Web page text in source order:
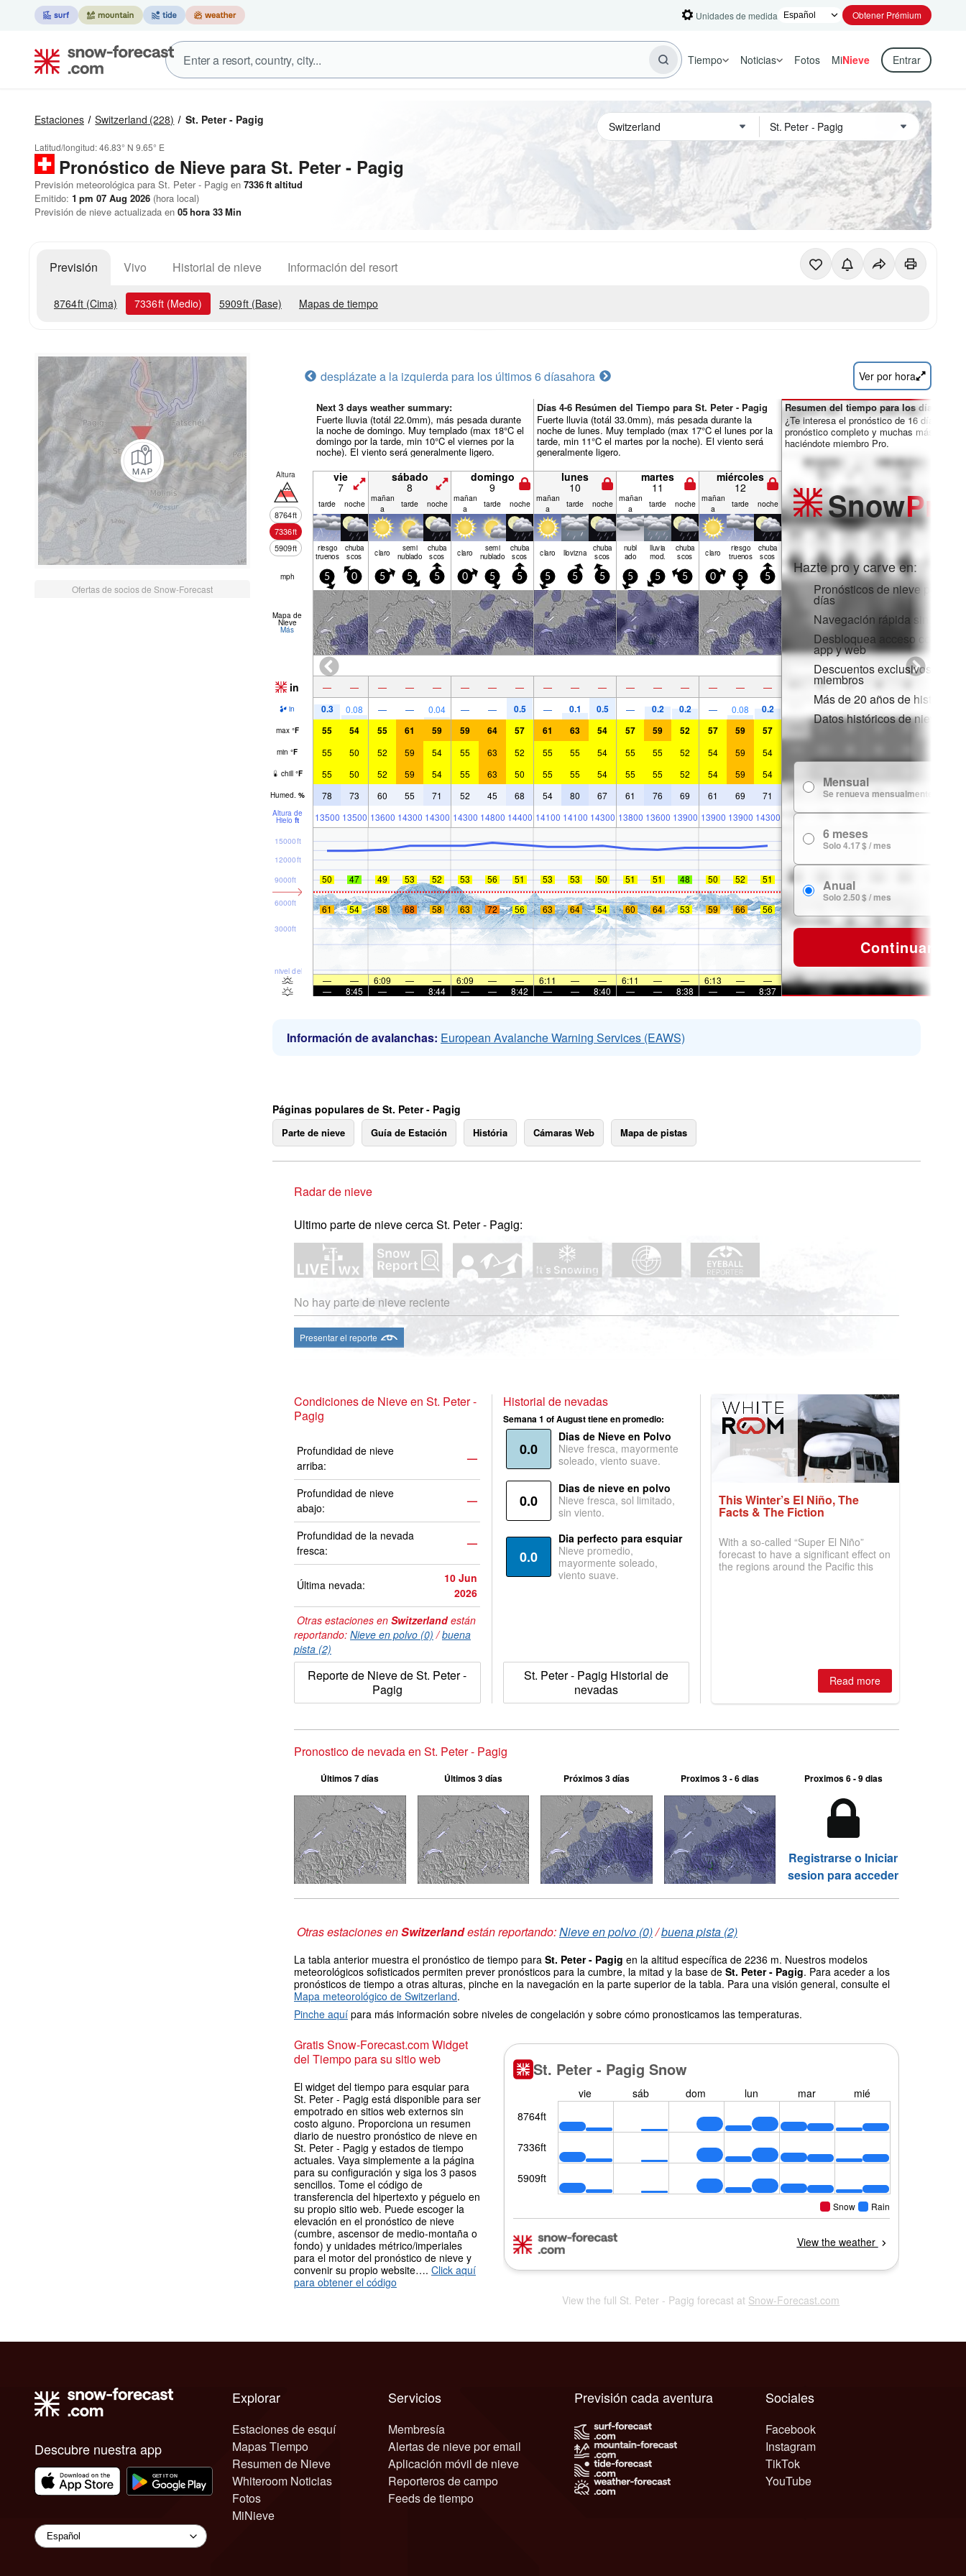
Unidades de medida Obtener Prémium
Tiempo Noticias Fotos MiNieve Entrar
Estaciones Switzerland (228) St. Peter - Pagig
Latitud/longitud:46.83° N 9.65° E
Pronóstico de Nieve para St. Peter - Pagig
Previsión meteorológica para St. Peter - Pagig en 7336ft altitud
Emitido: 1 pm 07 Aug 2026 (hora local)
Previsión de nieve actualizada en 05hora 33Min
Previsión Vivo Historial de nieve Información del resort
8764ft (Cima) 7336ft (Medio) 5909ft (Base) Mapas de tiempo
Ofertas de socios de Snow-Forecast
desplázate a la izquierda para los últimos 6 díasahora Ver por hora
Next 3 days weather summary:
Fuerte lluvia (totál 22.0mm), más pesada durante
la noche de domingo. Muy templado (max 18°C el
domingo por la tarde, min 10°C el viernes por la
noche). El viento será generalmente ligero.
Días 4-6 Resúmen del Tiempo para St. Peter - Pagig
Fuerte lluvia (totál 33.0mm), más pesada durante la
noche de lunes. Muy templado (max 17°C el lunes por la
tarde, min 11°C el martes por la noche). El viento será
generalmente ligero.
Altura
8764ft
7336ft
5909ft
vie
7
sábado
8
domingo
9
lunes
10
martes
11
miércoles
12
tarde noche mañan
a
tarde noche mañan
a
tarde noche mañan
a
tarde noche mañan
a
tarde noche mañan
a
tarde noche
riesgo
truenos
chuba
scos claro semi
nublado
chuba
scos claro semi
nublado
chuba
scos claro llov­izna chuba
scos
nubl
ado
lluvia
mod.
chuba
scos claro riesgo
truenos
chuba
scos
mph 5 0 5 5 5 0 5 5 5 5 5 5 5 5 0 5 5
Mapa de
Nieve
Más
in — — — — — — — — — — — — — — — — —
in 0.3 0.08 — — 0.04 — — 0.5 — 0.1 0.5 — 0.2 0.2 — 0.08 0.2
max °F 55 54 55 61 59 59 64 57 61 63 54 57 59 52 57 59 57
min °F 55 50 52 59 54 55 63 52 55 55 54 55 55 52 54 59 54
chill °F 55 50 52 59 54 55 63 50 55 55 54 55 55 52 54 59 54
Humed. % 78 73 60 55 71 52 45 68 54 80 67 61 76 69 61 69 71
Altura de
Hielo ft 13500 13500 13600 14300 14300 14300 14800 14400 14100 14100 14300 13800 13600 13900 13900 13900 14300
nivel del mar
3000ft
6000ft
9000ft
12000ft
15000ft
50 47 49 53 52 53 56 51 53 53 50 51 51 48 50 52 51
61 54 58 68 58 63 72 56 63 64 54 60 64 53 59 66 56
— — 6:09 — — 6:09 — — 6:11 — — 6:11 — — 6:13 —
—
—
8:45 — — 8:44 — — 8:42 — — 8:40 — — 8:38 — — 8:37
Resumen del tiempo para los días 7-16:
¿Te interesa el pronóstico de 16 días?
pronóstico completo y muchas más
haciéndote miembro Pro.
SnowPro
Hazte pro y carve en:
Pronósticos de nieve por
días
Navegación rápida sin
Desbloquea acceso
app y web
Descuentos exclusivos para
miembros
Más de 20 años de historial
Datos históricos de nieve
Mensual
Se renueva mensualmente
6 meses
Solo 4.17 $ / mes
Anual
Solo 2.50 $ / mes
Continuar
Información de avalanchas: European Avalanche Warning Services (EAWS)
Páginas populares de St. Peter - Pagig
Parte de nieve Guía de Estación História Cámaras Web Mapa de pistas
Radar de nieve
Ultimo parte de nieve cerca St. Peter - Pagig:
No hay parte de nieve reciente
Presentar el reporte
Condiciones de Nieve en St. Peter -
Pagig
Profundidad de nieve
arriba:
—
Profundidad de nieve
abajo:
—
Profundidad de la nevada
fresca:
—
Última nevada:
10 Jun
2026
Otras estaciones en Switzerlandestán
reportando: Nieve en polvo (0) /buena
pista (2)
Reporte de Nieve de St. Peter -
Pagig
Historial de nevadas
Semana 1 of August tiene en promedio:
0.0
Dias de Nieve en Polvo
Nieve fresca, mayormente
soleado, viento suave.
0.0
Dias de nieve en polvo
Nieve fresca, sol limitado,
sin viento.
0.0
Dia perfecto para esquiar
Nieve promedio,
mayormente soleado,
viento suave.
St. Peter - Pagig Historial de
nevadas
This Winter’s El Niño, The
Facts & The Fiction
With a so-called “Super El Niño”
forecast to have a significant effect on
the regions around the Pacific this
Read more
Pronostico de nevada en St. Peter - Pagig
Últimos 7 días Últimos 3 días Próximos 3 días Proximos 3 - 6 dias Proximos 6 - 9 dias
Registrarse o Iniciar
sesion para acceder
Otras estaciones enSwitzerlandestán reportando:Nieve en polvo (0)/buena pista (2)
La tabla anterior muestra el pronóstico de tiempo para St. Peter - Pagig en la altitud específica de 2236 m. Nuestros modelos
meteorológicos sofisticados permiten prever pronósticos para la cumbre, la mitad y la base de St. Peter - Pagig. Para aceder a los
pronósticos de tiempo a otras alturas, pinche en la navegación en la parte superior de la tabla. Para una visión general, consulte el
Mapa meteorológico de Switzerland.
Pinche aquí para más información sobre niveles de congelación y sobre cómo pronosticamos las temperaturas.
Gratis Snow-Forecast.com Widget
del Tiempo para su sitio web
El widget del tiempo para esquiar para
St. Peter - Pagig está disponible para ser
empotrado en sitios web externos sin
costo alguno. Proporciona un resumen
diario de nuestro pronóstico de nieve en
St. Peter - Pagig y estados de tiempo
actuales. Vaya simplemente a la página
para su configuración y siga los 3 pasos
sencillos. Tome el código de
transferencia del hipertexto y péguelo en
su propio sitio web. Puede escoger la
elevación en el pronóstico de nieve
(cumbre, ascensor de medio-montaña o
fondo) y unidades métrico/imperiales
para el motor del pronóstico de nieve y
convenir su propio website…. Click aquí
para obtener el código
View the full St. Peter - Pagig forecast at Snow-Forecast.com
Descubre nuestra app
Explorar
Estaciones de esquí
Mapas Tiempo
Resumen de Nieve
Whiteroom Noticias
Fotos
MiNieve
Servicios
Membresía
Alertas de nieve por email
Aplicación móvil de nieve
Reporteros de campo
Feeds de tiempo
Sociales
Facebook
Instagram
TikTok
YouTube
Previsión cada aventura